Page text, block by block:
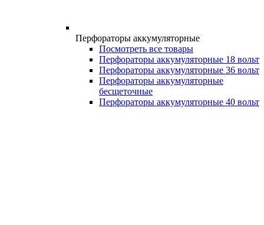
Перфораторы аккумуляторные
Посмотреть все товары
Перфораторы аккумуляторные 18 вольт
Перфораторы аккумуляторные 36 вольт
Перфораторы аккумуляторные
бесщеточные
Перфораторы аккумуляторные 40 вольт